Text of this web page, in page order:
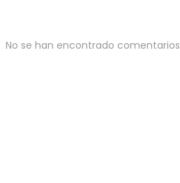
No se han encontrado comentarios